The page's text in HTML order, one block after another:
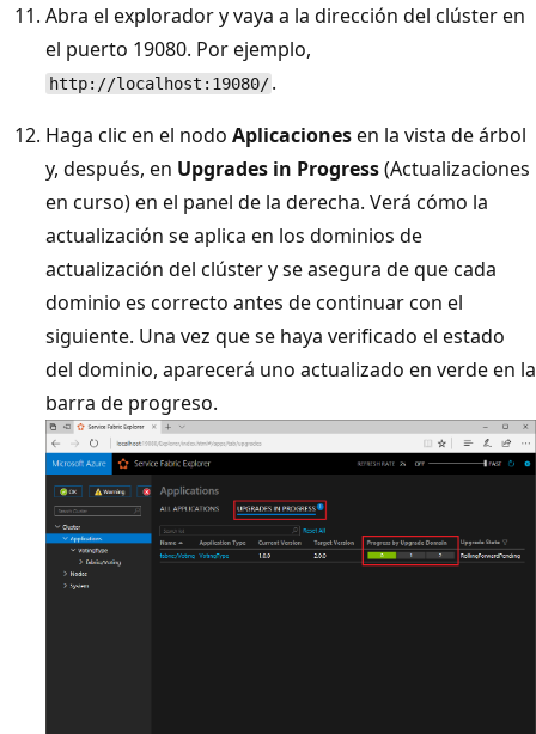
Abra el explorador y vaya a la dirección del clúster en
el puerto 19080. Por ejemplo,
http://localhost:19080/ .
Haga clic en el nodo Aplicacionesen la vista de árbol
y, después, en Upgrades in Progress(Actualizaciones
en curso) en el panel de la derecha. Verá cómo la
actualización se aplica en los dominios de
actualización del clúster y se asegura de que cada
dominio es correcto antes de continuar con el
siguiente. Una vez que se haya verificado el estado
del dominio, aparecerá uno actualizado en verde en la
barra de progreso.